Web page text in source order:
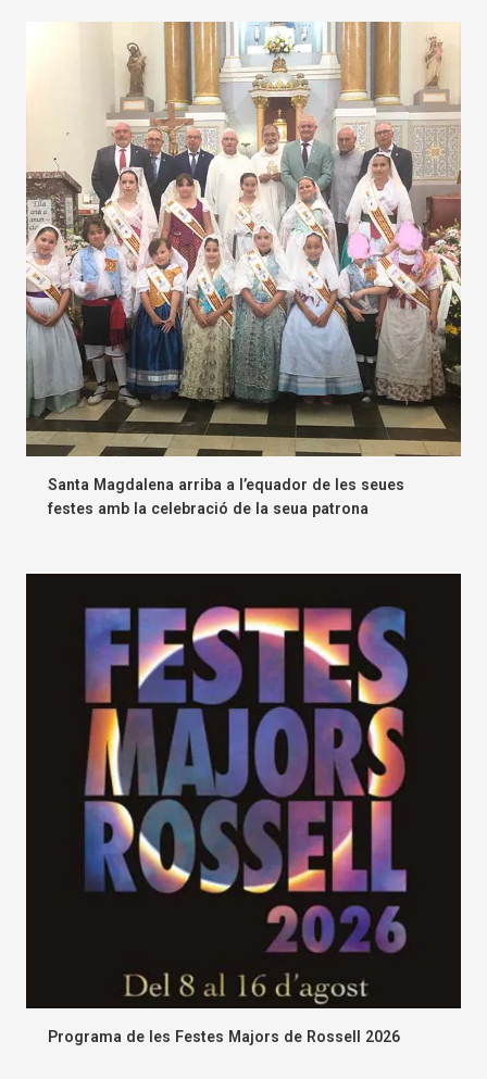
Santa Magdalena arriba a l’equador de les seues
festes amb la celebració de la seua patrona
Programa de les Festes Majors de Rossell 2026